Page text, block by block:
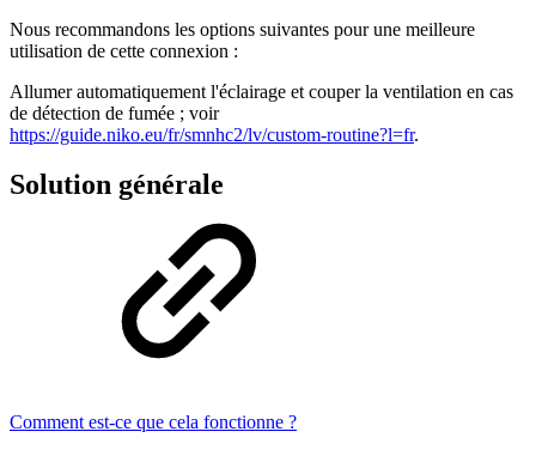
Nous recommandons les options suivantes pour une meilleure
utilisation de cette connexion :
Allumer automatiquement l'éclairage et couper la ventilation en cas
de détection de fumée ; voir
https://guide.niko.eu/fr/smnhc2/lv/custom-routine?l=fr.
Solution générale
Comment est-ce que cela fonctionne ?